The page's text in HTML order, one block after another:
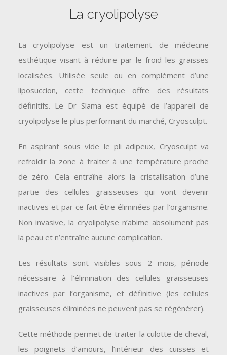
La cryolipolyse
La cryolipolyse est un traitement de médecine
esthétique visant à réduire par le froid les graisses
localisées. Utilisée seule ou en complément d’une
liposuccion, cette technique offre des résultats
définitifs. Le Dr Slama est équipé de l’appareil de
cryolipolyse le plus performant du marché, Cryosculpt.
En aspirant sous vide le pli adipeux, Cryosculpt va
refroidir la zone à traiter à une température proche
de zéro. Cela entraîne alors la cristallisation d’une
partie des cellules graisseuses qui vont devenir
inactives et par ce fait être éliminées par l’organisme.
Non invasive, la cryolipolyse n’abime absolument pas
la peau et n’entraîne aucune complication.
Les résultats sont visibles sous 2 mois, période
nécessaire à l’élimination des cellules graisseuses
inactives par l’organisme, et définitive (les cellules
graisseuses éliminées ne peuvent pas se régénérer).
Cette méthode permet de traiter la culotte de cheval,
les poignets d’amours, l’intérieur des cuisses et